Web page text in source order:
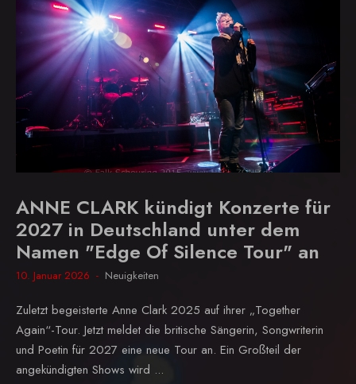
ANNE CLARK kündigt Konzerte für
2027 in Deutschland unter dem
Namen "Edge Of Silence Tour" an
10. Januar 2026 Neuigkeiten
Zuletzt begeisterte Anne Clark 2025 auf ihrer „Together
Again“-Tour. Jetzt meldet die britische Sängerin, Songwriterin
und Poetin für 2027 eine neue Tour an. Ein Großteil der
angekündigten Shows wird ...